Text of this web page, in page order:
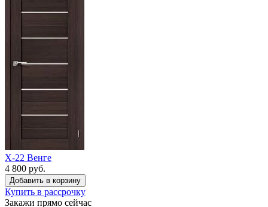
X-22 Венге
4 800 руб.
Купить в рассрочку
Закажи прямо сейчас